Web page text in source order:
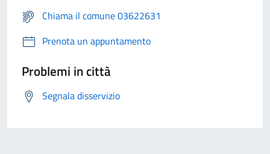
Chiama il comune 03622631
Prenota un appuntamento
Problemi in città
Segnala disservizio